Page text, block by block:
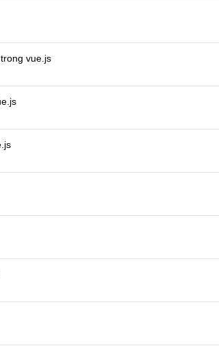
vue.js